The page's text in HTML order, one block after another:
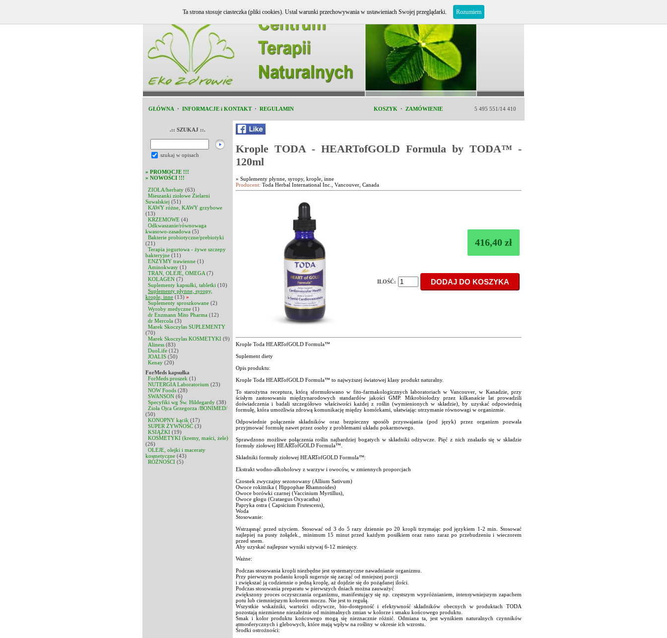
GŁÓWNA · INFORMACJE i KONTAKT · REGULAMIN KOSZYK · ZAMÓWIENIE 5 495 551/14 410
.:: SZUKAJ ::.
szukaj w opisach
» PROMOCJE !!!
» NOWOŚCI !!!
ZIOŁA/herbaty (63)
Mieszanki ziołowe Zielarni
Suwalskiej (51)
KAWY różne, KAWY grzybowe
(13)
KRZEMOWE (4)
Odkwaszanie/równowaga
kwasowo-zasadowa (5)
Bakterie probiotyczne/prebiotyki
(21)
Terapia jogurtowa - żywe szczepy
bakteryjne (11)
ENZYMY trawienne (1)
Aminokwasy (1)
TRAN, OLEJE, OMEGA (7)
KOLAGEN (7)
Suplementy kapsułki, tabletki (10)
Suplementy płynne, syropy,
krople, inne (13) »
Suplementy sproszkowane (2)
Wyroby medyczne (1)
dr Enzmann Mito Pharma (12)
dr Mercola (3)
Marek Skoczylas SUPLEMENTY
(70)
Marek Skoczylas KOSMETYKI (9)
Aliness (83)
DuoLife (12)
JOALIS (50)
Kenay (20)
ForMeds kapsułka
ForMeds proszek (1)
NUTERGIA Laboratorium (23)
NOW Foods (28)
SWANSON (6)
Specyfiki wg Św. Hildegardy (38)
Zioła Ojca Grzegorza /BONIMED/
(50)
KONOPNY kącik (17)
SUPER ŻYWNOŚĆ (3)
KSIĄŻKI (19)
KOSMETYKI (kremy, maści, żele)
(26)
OLEJE, olejki i maceraty
kosmetyczne (43)
RÓŻNOŚCI (5)
Krople TODA - HEARTofGOLD Formula by TODA™ -
120ml
» Suplementy płynne, syropy, krople, inne
Producent: Toda Herbal International Inc., Vancouver, Canada
416,40 zł
ILOŚĆ:
Krople Toda HEARTofGOLD Formula™
Suplement diety
Opis produktu:
Krople Toda HEARTofGOLD Formula™ to najwyższej światowej klasy produkt naturalny.
To starożytna receptura, którą sformułowano w fito-farmakologicznych laboratoriach w Vancouver, w Kanadzie, przy
ścisłym zastosowaniu międzynarodowych standardów jakości GMP. Mikrobiolodzy przez kilkanaście lat prowadzili
doświadczenia i badali szczegółowo właściwości każdej z roślin (wymienionych w składzie), by uzyskać odpowiednią
formułę, która umożliwia zdrową komunikację między komórkami, ułatwiając utrzymanie równowagi w organizmie.
Odpowiednie połączenie składników oraz bezpieczny sposób przyswajania (pod język) przez organizm pozwala
przyjmować formułę nawet przez osoby z problemami układu pokarmowego.
Sprawdzono możliwe połączenia roślin najbardziej bogatych w składniki odżywcze. Pięć z nich znalazło się w składzie
formuły ziołowej HEARTofGOLD Formula™.
Składniki formuły ziołowej HEARTofGOLD Formula™:
Ekstrakt wodno-alkoholowy z warzyw i owoców, w zmiennych proporcjach
Czosnek zwyczajny sezonowany (Allium Sativum)
Owoce rokitnika ( Hippophae Rhamnoides)
Owoce borówki czarnej (Vaccinium Myrtillus),
Owoce głogu (Crataegus Oxyacatha)
Papryka ostra ( Capsicium Frutescens),
Woda
Stosowanie:
Wstrząsnąć przed użyciem. Stosować od 3 do 5 razy dziennie po 20 kropli trzymając pod językiem 1-2 min. Stosować
najlepiej na pusty żołądek., minimum 15 minut przed każdym posiłkiem oraz rano zaraz po przebudzeniu i wieczorem
przed snem.
Aby uzyskać najlepsze wyniki używaj 6-12 miesięcy.
Ważne:
Podczas stosowania kropli niezbędne jest systematyczne nawadnianie organizmu.
Przy pierwszym podaniu kropli sugeruje się zacząć od mniejszej porcji
i zwiększać ją codziennie o jedną kroplę, aż dojdzie się do pożądanej ilości.
Podczas stosowania preparatu w pierwszych dniach można zauważyć
zwiększony proces oczyszczania organizmu, manifestujący się np. częstszym wypróżnianiem, intensywniejszym zapachem
potu lub ciemniejszym kolorem moczu. Nie jest to regułą.
Wszystkie wskaźniki, wartości odżywcze, bio-dostępność i efektywność składników obecnych w produktach TODA
pozostają niezmienne niezależnie od minimalnych zmian w kolorze i smaku końcowego produktu.
Smak i kolor produktu końcowego mogą się nieznacznie różnić. Odmiana ta, jest wynikiem naturalnych czynników
atmosferycznych i glebowych, które mają wpływ na rośliny w okresie ich wzrostu.
Środki ostrożności:
Ta strona stosuje ciasteczka (pliki cookies). Ustal warunki przechowywania w ustawieniach Swojej przeglądarki. Rozumiem